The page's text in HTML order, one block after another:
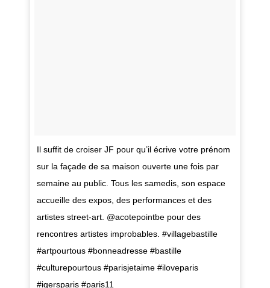
Il suffit de croiser JF pour qu’il écrive votre prénom
sur la façade de sa maison ouverte une fois par
semaine au public. Tous les samedis, son espace
accueille des expos, des performances et des
artistes street-art. @acotepointbe pour des
rencontres artistes improbables. #villagebastille
#artpourtous #bonneadresse #bastille
#culturepourtous #parisjetaime #iloveparis
#igersparis #paris11